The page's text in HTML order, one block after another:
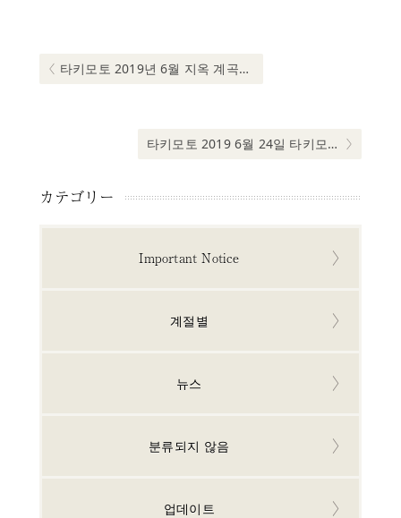
비 Previous post:
타키모토 2019년 6월 지옥 계곡에서의 오니 하나비 개막식
Next post:
타키모토 2019 6월 24일 타키모토 여름 축제와 어린이 박람회
カテゴリー
Important Notice
계절별
뉴스
분류되지 않음
업데이트